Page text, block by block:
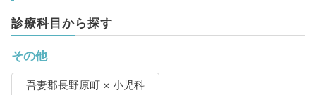
診療科目から探す
その他
吾妻郡長野原町 × 小児科